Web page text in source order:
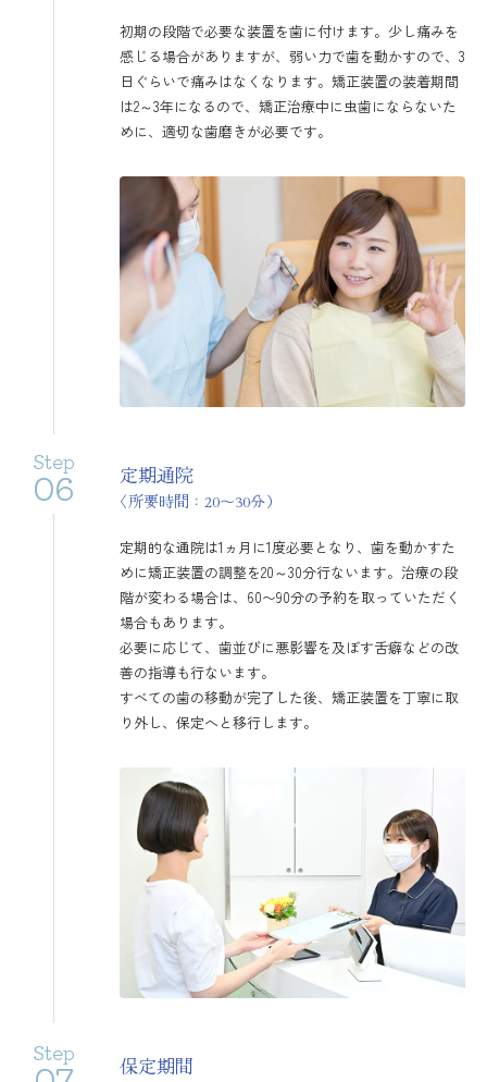
初期の段階で必要な装置を歯に付けます。少し痛みを
感じる場合がありますが、弱い力で歯を動かすので、3
日ぐらいで痛みはなくなります。矯正装置の装着期間
は2～3年になるので、矯正治療中に虫歯にならないた
めに、適切な歯磨きが必要です。
Step
06 定期通院
〈所要時間：20〜30分）
定期的な通院は1ヵ月に1度必要となり、歯を動かすた
めに矯正装置の調整を20～30分行ないます。治療の段
階が変わる場合は、60〜90分の予約を取っていただく
場合もあります。
必要に応じて、歯並びに悪影響を及ぼす舌癖などの改
善の指導も行ないます。
すべての歯の移動が完了した後、矯正装置を丁寧に取
り外し、保定へと移行します。
Step
保定期間